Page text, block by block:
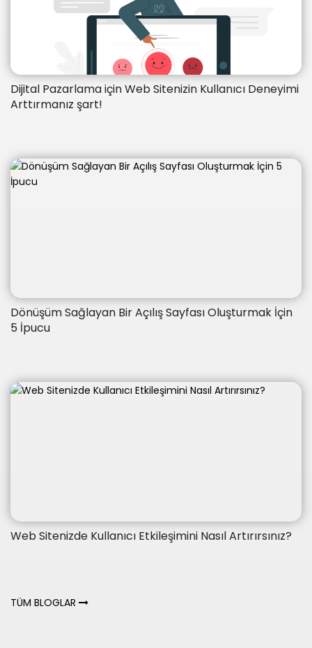
Dijital Pazarlama için Web Sitenizin Kullanıcı Deneyimi
Arttırmanız şart!
Dönüşüm Sağlayan Bir Açılış Sayfası Oluşturmak İçin
5 İpucu
Web Sitenizde Kullanıcı Etkileşimini Nasıl Artırırsınız?
TÜM BLOGLAR